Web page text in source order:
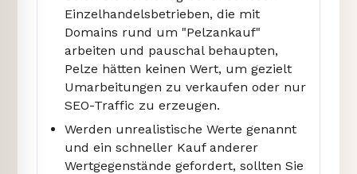
Einzelhandelsbetrieben, die mit
Domains rund um "Pelzankauf"
arbeiten und pauschal behaupten,
Pelze hätten keinen Wert, um gezielt
Umarbeitungen zu verkaufen oder nur
SEO-Traffic zu erzeugen.
Werden unrealistische Werte genannt
und ein schneller Kauf anderer
Wertgegenstände gefordert, sollten Sie